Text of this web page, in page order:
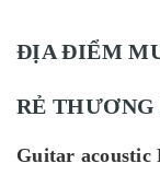
ĐỊA ĐIỂM
RẺ
Guitar acoustic